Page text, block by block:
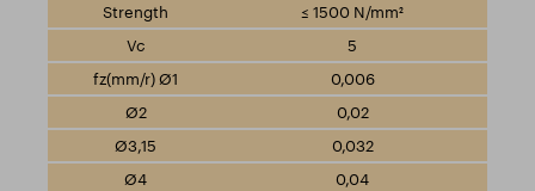
≤ 1500 N/mm²
5
0,006
0,02
0,032
0,04